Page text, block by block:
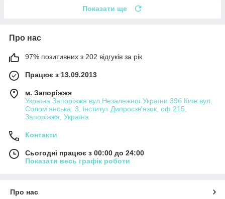
Показати ще
Про нас
97% позитивних з 202 відгуків за рік
Працює з 13.09.2013
м. Запоріжжя
Україна Запоріжжя вул.Незалежної України 39б Київ вул.
Солом'янська, 3, інститут Дипросзв'язок, оф 215,
Запоріжжя, Україна
Контакти
Сьогодні працює з 00:00 до 24:00
Показати весь графік роботи
Про нас